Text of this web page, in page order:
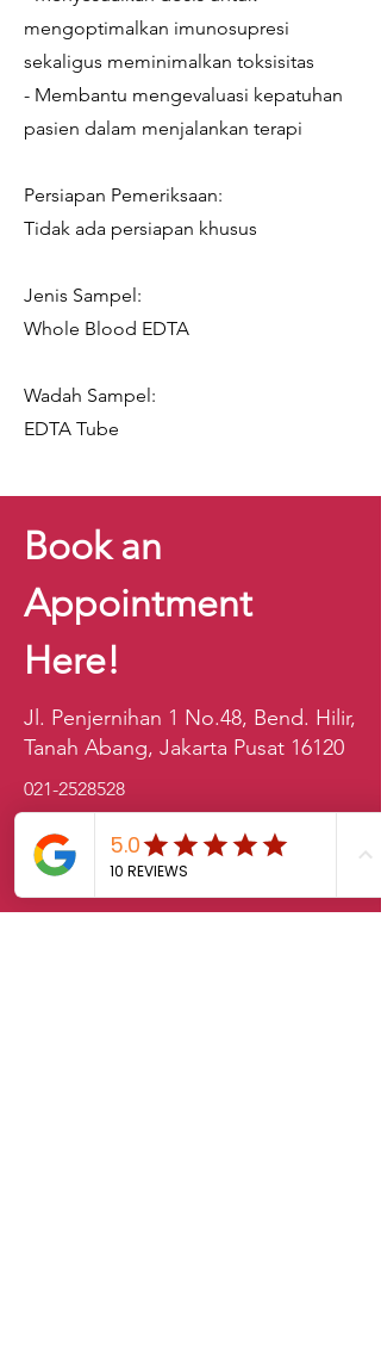
mengoptimalkan imunosupresi
sekaligus meminimalkan toksisitas
- Membantu mengevaluasi kepatuhan
pasien dalam menjalankan terapi
Persiapan Pemeriksaan:
Tidak ada persiapan khusus
Jenis Sampel:
Whole Blood EDTA
Wadah Sampel:
EDTA Tube
Book an
Appointment
Here!
Jl. Penjernihan 1 No.48, Bend. Hilir,
Tanah Abang, Jakarta Pusat 16120
021-2528528
sales.klab@lxintl.co.kr